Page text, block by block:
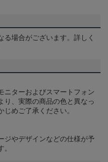
場合がございます。詳しく
ニターおよびスマートフォン
り、実際の商品の色と異なっ
めご了承ください。
ジやデザインなどの仕様が予